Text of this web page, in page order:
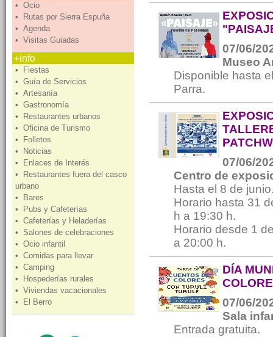
• Ocio
• Rutas por Sierra Espuña
• Agenda
• Visitas Guiadas
+info
• Fiestas
• Guía de Servicios
• Artesanía
• Gastronomía
• Restaurantes urbanos
• Oficina de Turismo
• Folletos
• Noticias
• Enlaces de Interés
• Restaurantes fuera del casco
urbano
• Bares
• Pubs y Cafeterías
• Cafeterías y Heladerías
• Salones de celebraciones
• Ocio infantil
• Comidas para llevar
• Camping
• Hospederías rurales
• Viviendas vacacionales
• El Berro
07/06/
Museo
Disponible hasta
Parra.
07/06/
Centro de
Hasta el 8 de
Horario hasta 31
h a 19:30 h.
Horario desde 1
a 20:00 h.
DÍA
07/06/
Sala
Entrada gratuita.